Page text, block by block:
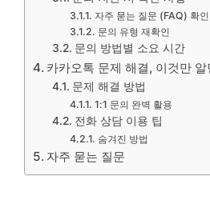
자주 묻는 질문 (FAQ) 확인
문의 유형 재확인
문의 방법별 소요 시간
카카오톡 문제 해결, 이것만 알
문제 해결 방법
1:1 문의 완벽 활용
전화 상담 이용 팁
숨겨진 방법
자주 묻는 질문